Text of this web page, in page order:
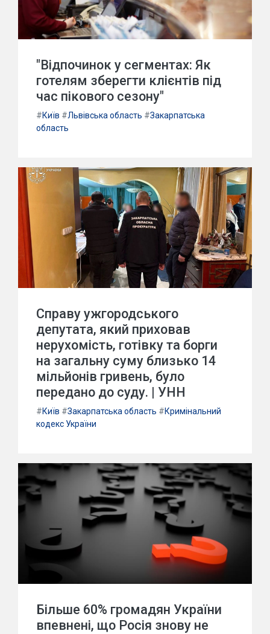
"Відпочинок у сегментах: Як
готелям зберегти клієнтів під
час пікового сезону"
#Київ #Львівська область #Закарпатська
область
Справу ужгородського
депутата, який приховав
нерухомість, готівку та борги
на загальну суму близько 14
мільйонів гривень, було
передано до суду. | УНН
#Київ #Закарпатська область #Кримінальний
кодекс України
Більше 60% громадян України
впевнені, що Росія знову не